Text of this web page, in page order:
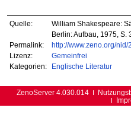
Quelle:
William Shakespeare:
Berlin: Aufbau, 1975, S.
Permalink:
http://www.zeno.org/
Lizenz:
Gemeinfrei
Kategorien:
Englische Literatur
ZenoServer 4.030.014